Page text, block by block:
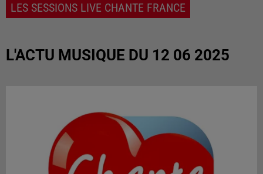
LES SESSIONS LIVE CHANTE FRANCE
L'ACTU MUSIQUE DU 12 06 2025